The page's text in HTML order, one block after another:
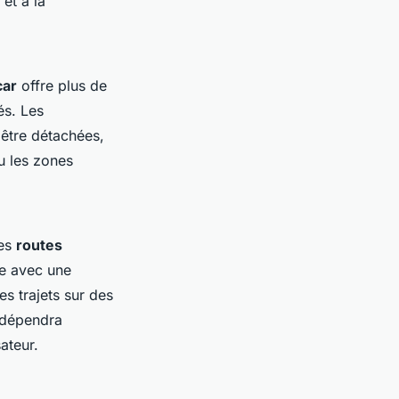
offre plus de
Les
détachées,
les zones
routes
avec une
trajets sur des